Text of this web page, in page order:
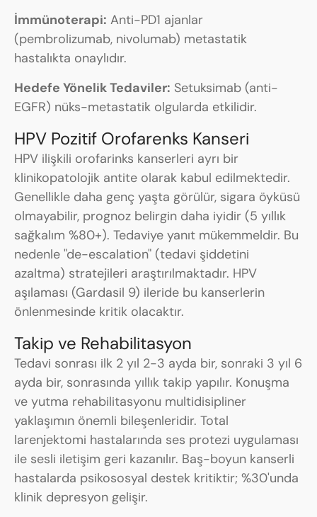
İmmünoterapi: Anti-PD1 ajanlar
(pembrolizumab, nivolumab) metastatik
hastalıkta onaylıdır.
Hedefe Yönelik Tedaviler: Setuksimab (anti-
EGFR) nüks-metastatik olgularda etkilidir.
HPV Pozitif Orofarenks Kanseri
HPV ilişkili orofarinks kanserleri ayrı bir
klinikopatolojik antite olarak kabul edilmektedir.
Genellikle daha genç yaşta görülür, sigara öyküsü
olmayabilir, prognoz belirgin daha iyidir (5 yıllık
sağkalım %80+). Tedaviye yanıt mükemmeldir. Bu
nedenle "de-escalation" (tedavi şiddetini
azaltma) stratejileri araştırılmaktadır. HPV
aşılaması (Gardasil 9) ileride bu kanserlerin
önlenmesinde kritik olacaktır.
Takip ve Rehabilitasyon
Tedavi sonrası ilk 2 yıl 2-3 ayda bir, sonraki 3 yıl 6
ayda bir, sonrasında yıllık takip yapılır. Konuşma
ve yutma rehabilitasyonu multidisipliner
yaklaşımın önemli bileşenleridir. Total
larenjektomi hastalarında ses protezi uygulaması
ile sesli iletişim geri kazanılır. Baş-boyun kanserli
hastalarda psikososyal destek kritiktir; %30'unda
klinik depresyon gelişir.